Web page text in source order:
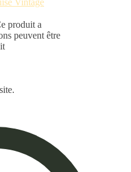
produit a
peuvent être